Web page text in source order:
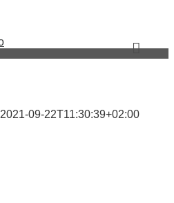
2021-09-22T11:30:39+02:00